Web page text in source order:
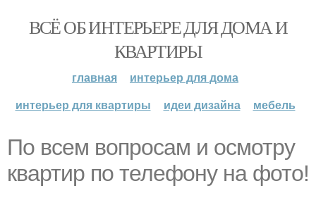
ВСЁ ОБ ИНТЕРЬЕРЕ ДЛЯ ДОМА И
КВАРТИРЫ
главная
интерьер для дома
интерьер для квартиры
идеи дизайна мебель
По всем вопросам и осмотру
квартир по телефону на фото!